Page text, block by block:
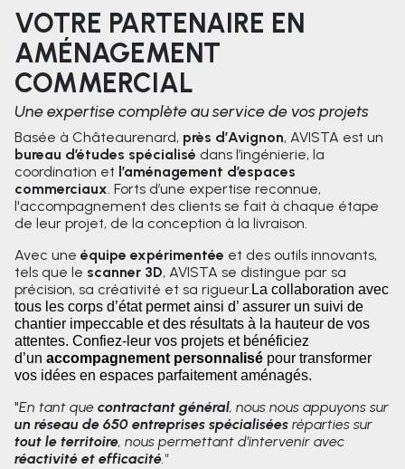
VOTRE PARTENAIRE EN
AMÉNAGEMENT
COMMERCIAL
Une expertise complète au service de vos projets
Basée à Châteaurenard, près d’Avignon, AVISTA est un
bureau d’études spécialisé dans l’ingénierie, la
coordination et l’aménagement d’espaces
commerciaux. Forts d’une expertise reconnue,
l'accompagnement des clients se fait à chaque étape
de leur projet, de la conception à la livraison.
Avec une équipe expérimentée et des outils innovants,
tels que le scanner 3D, AVISTA se distingue par sa
précision, sa créativité et sa rigueur.La collaboration avec
tous les corps d’état permet ainsi d’ assurer un suivi de
chantier impeccable et des résultats à la hauteur de vos
attentes. Confiez-leur vos projets et bénéficiez
d’un accompagnement personnalisé pour transformer
vos idées en espaces parfaitement aménagés.
"En tant que contractant général, nous nous appuyons sur
un réseau de 650 entreprises spécialisées réparties sur
tout le territoire, nous permettant d’intervenir avec
réactivité et efficacité."